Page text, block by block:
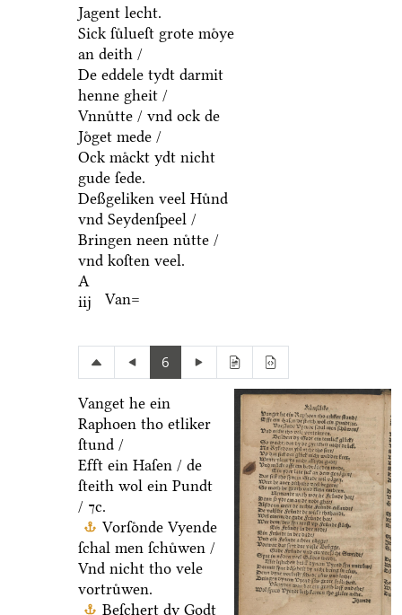
Jagent lecht.
Sick ſuͤlueſt grote moͤye
an deith /
De eddele tydt darmit
henne gheit /
Vnnuͤtte / vnd ock de
Joͤget mede /
Ock maͤckt ydt nicht
gude ſede.
Deßgeliken veel Huͤnd
vnd Seydenſpeel /
Bringen neen nuͤtte /
vnd koſten veel.
A
iij
Van=
6
Vanget he ein
Raphoen tho etliker
ſtund /
Efft ein Haſen / de
ſteith wol ein Pundt
/ ⁊c.
Vorſoͤnde Vyende
ſchal men ſchuͤwen /
Vnd nicht tho vele
vortruͤwen.
Beſchert dy Godt